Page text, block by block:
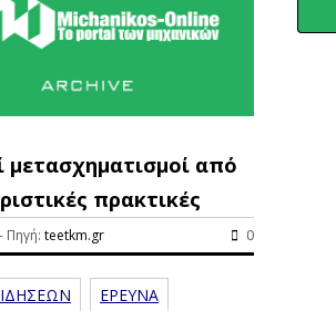
μετασχηματισμοί από
πρακτικές
Πηγή: teetkm.gr 0
ΕΡΕΥΝΑ